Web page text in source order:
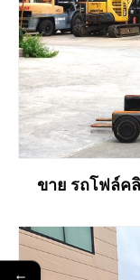
ขาย รถโฟล์ค
←